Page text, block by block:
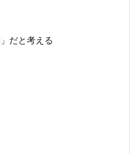
だと考える